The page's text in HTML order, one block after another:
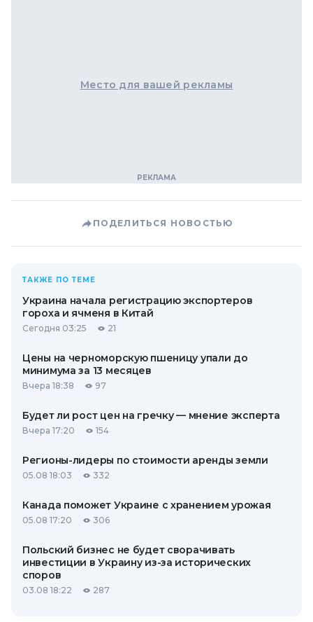
Место для вашей рекламы
ПОДЕЛИТЬСЯ НОВОСТЬЮ
ТАКЖЕ ПО ТЕМЕ
Украина начала регистрацию экспортеров
гороха и ячменя в Китай
Сегодня 03:25 21
Цены на черноморскую пшеницу упали до
минимума за 13 месяцев
Вчера 18:38 97
Будет ли рост цен на гречку — мнение эксперта
Вчера 17:20 154
Регионы-лидеры по стоимости аренды земли
05.08 18:03 332
Канада поможет Украине с хранением урожая
05.08 17:20 306
Польский бизнес не будет сворачивать
инвестиции в Украину из-за исторических
споров
03.08 18:22 287